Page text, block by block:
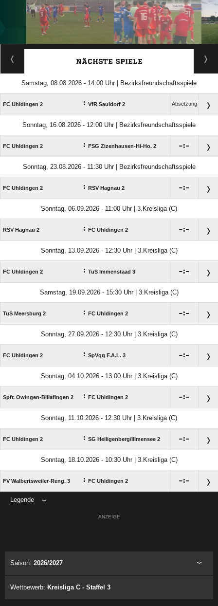
ANZEIGE
NÄCHSTE SPIELE
Samstag, 08.08.2026 - 14:00 Uhr | Bezirksfreundschaftsspiele
FC Uhldingen 2 : VfR Sauldorf 2 Absetzung
Sonntag, 16.08.2026 - 12:00 Uhr | Bezirksfreundschaftsspiele
FC Uhldingen 2 : FSG Zizenhausen-Hi-Ho. 2 :
Sonntag, 23.08.2026 - 11:30 Uhr | Bezirksfreundschaftsspiele
FC Uhldingen 2 : RSV Hagnau 2 :
Sonntag, 06.09.2026 - 11:00 Uhr | 3.Kreisliga (C)
RSV Hagnau 2 : FC Uhldingen 2 :
Sonntag, 13.09.2026 - 12:30 Uhr | 3.Kreisliga (C)
FC Uhldingen 2 : TuS Immenstaad 3 :
Samstag, 19.09.2026 - 15:30 Uhr | 3.Kreisliga (C)
TuS Meersburg 2 : FC Uhldingen 2 :
Sonntag, 27.09.2026 - 12:30 Uhr | 3.Kreisliga (C)
FC Uhldingen 2 : SpVgg F.A.L. 3 :
Sonntag, 04.10.2026 - 13:00 Uhr | 3.Kreisliga (C)
Spfr. Owingen-Billafingen 2 : FC Uhldingen 2 :
Sonntag, 11.10.2026 - 12:30 Uhr | 3.Kreisliga (C)
FC Uhldingen 2 : SG Heiligenberg/​Illmensee 2 :
Sonntag, 18.10.2026 - 10:30 Uhr | 3.Kreisliga (C)
FV Walbertsweiler-Reng. 3 : FC Uhldingen 2 :
Legende
ANZEIGE
Saison: 2026/2027
Wettbewerb: Kreisliga C - Staffel 3